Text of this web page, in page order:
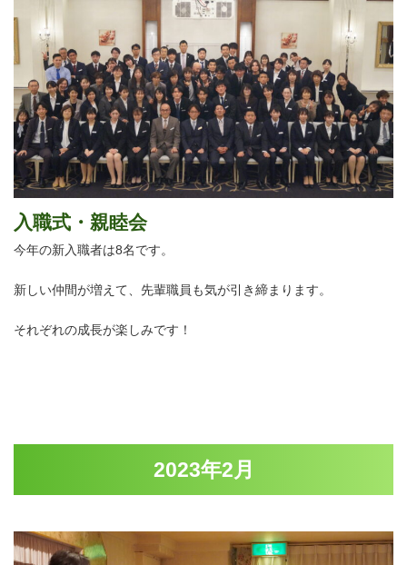
入職式・親睦会
今年の新入職者は8名です。
新しい仲間が増えて、先輩職員も気が引き締まります。
それぞれの成長が楽しみです！
2023年2月